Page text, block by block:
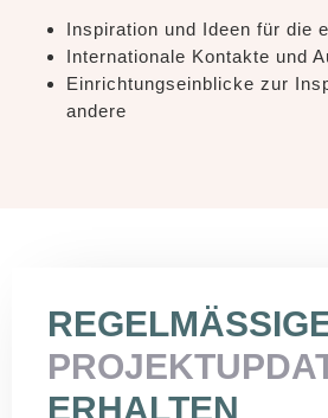
Inspiration und Ideen für die
Internationale Kontakte und
Einrichtungseinblicke zur
andere
ERHALTEN